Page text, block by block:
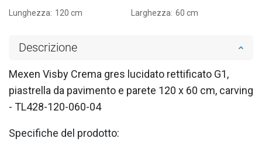
Lunghezza: 120 cm Larghezza: 60 cm
Descrizione
Mexen Visby Crema gres lucidato rettificato G1,
piastrella da pavimento e parete 120 x 60 cm, carving
- TL428-120-060-04
Specifiche del prodotto: